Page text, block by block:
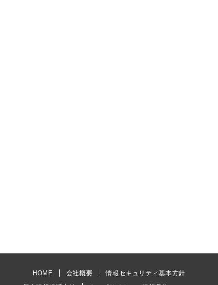
HOME 会社概要
情報セキュリティ基本方針